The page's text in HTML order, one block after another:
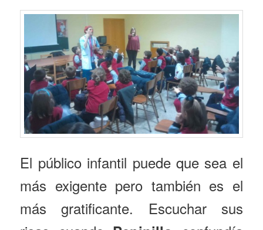
El público infantil puede que sea el
más exigente pero también es el
más gratificante. Escuchar sus